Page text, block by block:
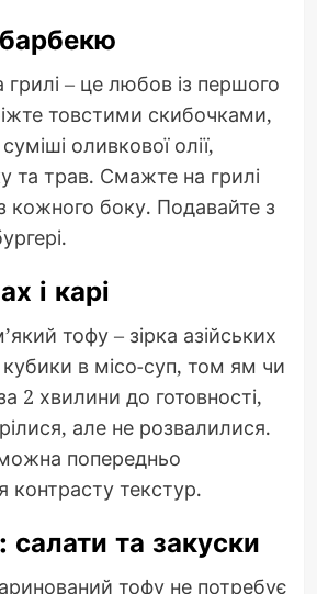
– це любов із першого
товстими скибочками,
оливкової олії,
та трав. Смажте на грилі
кожного боку. Подавайте з
і карі
тофу – зірка азійських
кубики в місо-суп, том ям чи
2 хвилини до готовності,
але не розвалилися.
попередньо
текстур.
та закуски
тофу не потребує